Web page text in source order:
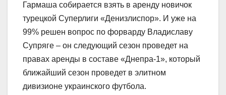
Гармаша собирается взять в аренду новичок
турецкой Суперлиги «Денизлиспор». И уже на
99% решен вопрос по форварду Владиславу
Супряге – он следующий сезон проведет на
правах аренды в составе «Днепра-1», который
ближайший сезон проведет в элитном
дивизионе украинского футбола.